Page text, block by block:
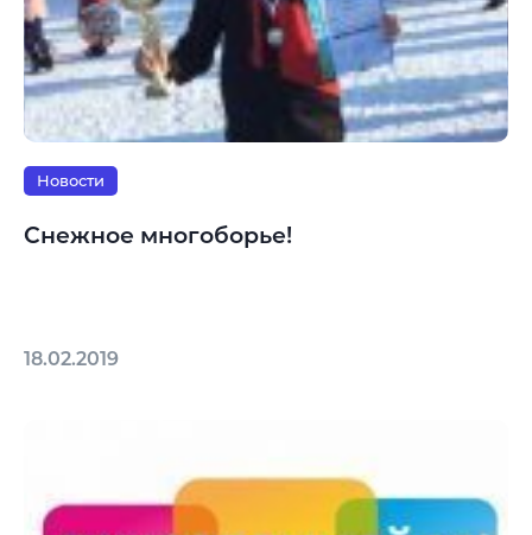
Новости
Снежное многоборье!
18.02.2019